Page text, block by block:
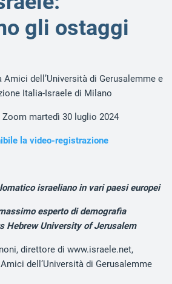
gli ostaggi
Amici dell’Università di Gerusalemme e
Italia-Israele di Milano
martedì 30 luglio 2024
la video-registrazione
israeliano in vari paesi europei
esperto di demografia
Hebrew University of Jerusalem
direttore di www.israele.net,
dell’Università di Gerusalemme